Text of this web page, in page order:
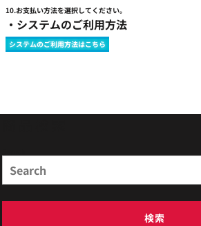
10.お支払い方法を選択してください。
・システムのご利用方法
システムのご利用方法はこちら
検索